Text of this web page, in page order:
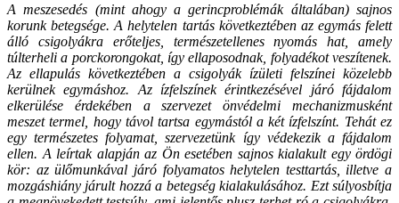
A meszesedés (mint ahogy a gerincproblémák általában) sajnos
korunk betegsége. A helytelen tartás következtében az egymás felett
álló csigolyákra erőteljes, természetellenes nyomás hat, amely
túlterheli a porckorongokat, így ellaposodnak, folyadékot veszítenek.
Az ellapulás következtében a csigolyák ízületi felszínei közelebb
kerülnek egymáshoz. Az ízfelszínek érintkezésével járó fájdalom
elkerülése érdekében a szervezet önvédelmi mechanizmusként
meszet termel, hogy távol tartsa egymástól a két ízfelszínt. Tehát ez
egy természetes folyamat, szervezetünk így védekezik a fájdalom
ellen. A leírtak alapján az Ön esetében sajnos kialakult egy ördögi
kör: az ülőmunkával járó folyamatos helytelen testtartás, illetve a
mozgáshiány járult hozzá a betegség kialakulásához. Ezt súlyosbítja